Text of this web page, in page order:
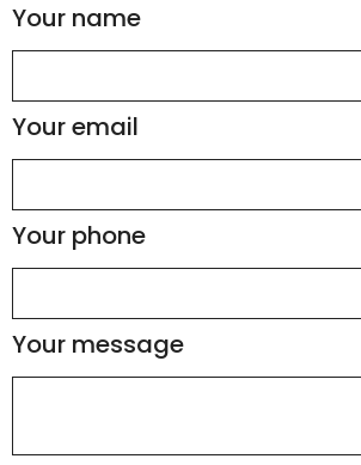
Your name
Your email
Your phone
Your message